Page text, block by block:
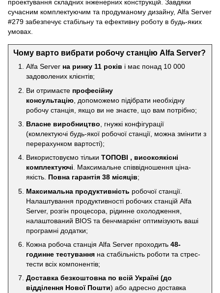
проектування складних інженерних конструкцій. Завдяки
сучасним комплектуючим та продуманому дизайну, Alfa Server
#279 забезпечує стабільну та ефективну роботу в будь-яких
умовах.
Чому варто вибрати робочу станцію Alfa Server?
Alfa Server на ринку 11 років і має понад 10 000
задоволених клієнтів;
Ви отримаєте професійну
консультацію , допоможемо підібрати необхідну
робочу станція, якщо ви не знаєте, що вам потрібно;
Власне виробництво , гнужкі конфігурації
(комлектуючі будь-якої робочої станції, можна змінити з
перерахунком вартості);
Використовуємо тільки ТОПОВІ , високоякісні
комплектуючі. Максимальне співвідношення ціна-
якість. Повна гарантія 38 місяців;
Максимальна продуктивність робочої станції.
Налаштування продуктивності робочих станцій Alfa
Server, розгін процесора, рідинне охолодження,
налаштований BIOS та бенчмаркінг оптимізують ваші
програмні додатки;
Кожна робоча станція Alfa Server проходить 48-
годинне тестування на стабільність роботи та стрес-
тести всіх компонентів;
Доставка безкоштовна по всій Україні (до
відділення Нової Пошти) або адресно доставка